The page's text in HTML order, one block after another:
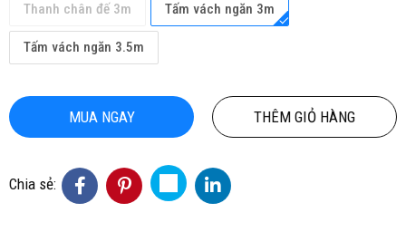
Thanh chân đế 3m
Tấm vách ngăn 3m
Tấm vách ngăn 3.5m
MUA NGAY THÊM GIỎ HÀNG
Chia sẻ: